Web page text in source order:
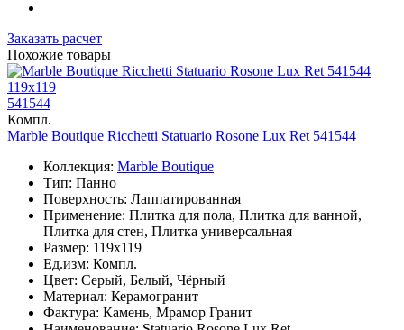
Заказать расчет
Похожие товары
119x119
541544
Компл.
Marble Boutique Ricchetti Statuario Rosone Lux Ret 541544
Коллекция: Marble Boutique
Тип: Панно
Поверхность: Лаппатированная
Применение: Плитка для пола, Плитка для ванной,
Плитка для стен, Плитка универсальная
Размер: 119x119
Ед.изм: Компл.
Цвет: Серый, Белый, Чёрный
Материал: Керамогранит
Фактура: Камень, Мрамор Гранит